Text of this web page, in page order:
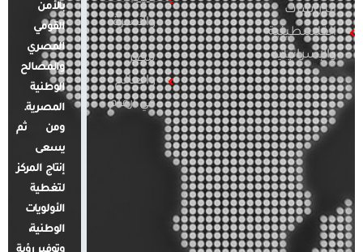
الدراسات
الفلسطينية
والإسرائيلية
والأسرة
مصر
والعالم
في أرقام
بالأمن
القومي
المصري
والمصالح
الوطنية
المصرية.
ومن ثم
يسعى
إنتاج المركز
لتغطية
الأولويات
الوطنية،